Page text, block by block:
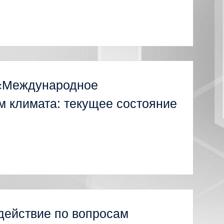
климата: текущее состояние
по вопросам